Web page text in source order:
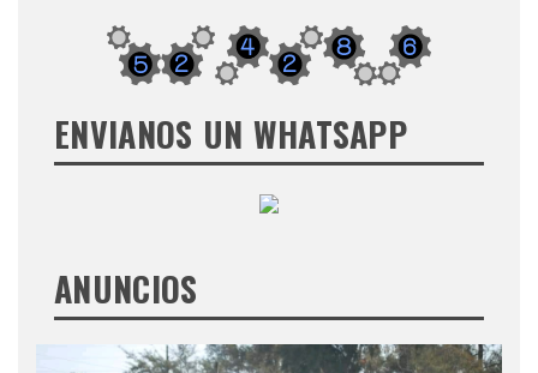
ENVIANOS UN WHATSAPP
ANUNCIOS